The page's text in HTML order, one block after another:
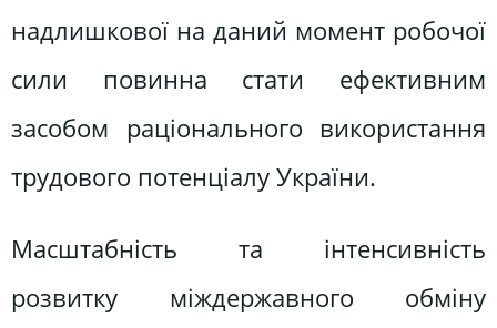
надлишкової на даний момент робочої
сили повинна стати ефективним
засобом раціонального використання
трудового потенціалу України.
Масштабність та інтенсивність
розвитку міждержавного обміну